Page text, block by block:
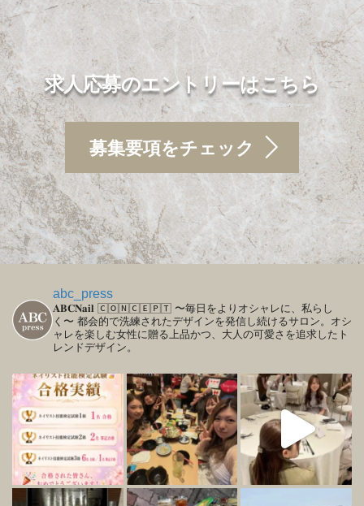
求人応募のエントリーはこちら
募集要項をチェック
abc_press
𝐀𝐁𝐂𝐍𝐚𝐢𝐥 🄲🄾🄽🄲🄴🄿🅃 〜毎日をよりオシャレに、私らし
く〜 都会的で洗練されたデザインを発信し続けるサロン。オシ
ャレを楽しむ女性に贈る上品かつ、大人の可愛さを追求したト
レンドデザイン。